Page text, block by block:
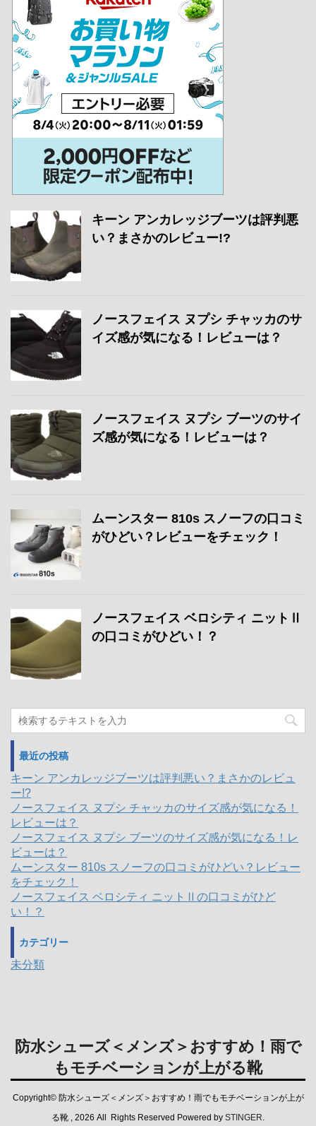
キーン アンカレッジブーツは評判悪
い？まさかのレビュー!?
ノースフェイス ヌプシ チャッカのサ
イズ感が気になる！レビューは？
ノースフェイス ヌプシ ブーツのサイ
ズ感が気になる！レビューは？
ムーンスター 810s スノーフの口コミ
がひどい？レビューをチェック！
ノースフェイス ベロシティ ニットⅡ
の口コミがひどい！？
最近の投稿
キーン アンカレッジブーツは評判悪い？まさかのレビュ
ー!?
ノースフェイス ヌプシ チャッカのサイズ感が気になる！
レビューは？
ノースフェイス ヌプシ ブーツのサイズ感が気になる！レ
ビューは？
ムーンスター 810s スノーフの口コミがひどい？レビュー
をチェック！
ノースフェイス ベロシティ ニットⅡの口コミがひど
い！？
カテゴリー
未分類
防水シューズ＜メンズ＞おすすめ！雨で
もモチベーションが上がる靴
Copyright© 防水シューズ＜メンズ＞おすすめ！雨でもモチベーションが上が
る靴 , 2026 All Rights Reserved Powered by STINGER.